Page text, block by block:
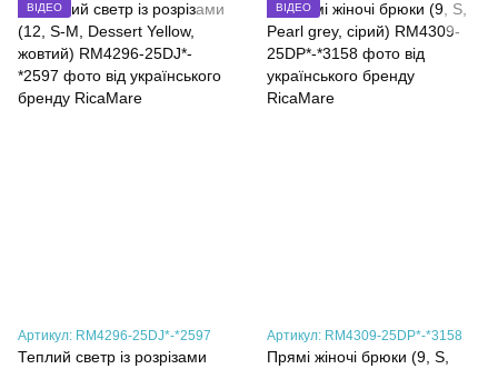
ВІДЕО
Артикул: RM4296-25DJ*-*2597
Теплий светр із розрізами
ВІДЕО
Артикул: RM4309-25DP*-*3158
Прямі жіночі брюки (9, S,